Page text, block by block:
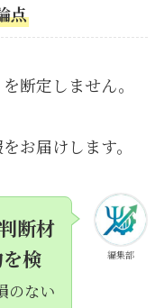
点
断定しません。
お届けします。
編集部
断材
検
のない